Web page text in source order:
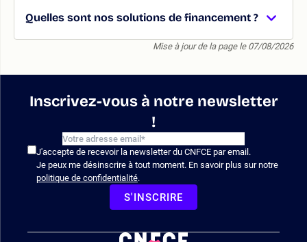
Quelles sont nos solutions de financement ?
Mise à jour de la page le 07/08/2026
Inscrivez-vous à notre newsletter
!
J'accepte de recevoir la newsletter du CNFCE par email.
Je peux me désinscrire à tout moment. En savoir plus sur notre
politique de confidentialité.
S'INSCRIRE